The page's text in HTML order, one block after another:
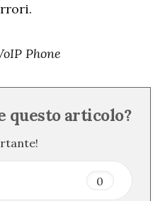
Phone
questo articolo?
0